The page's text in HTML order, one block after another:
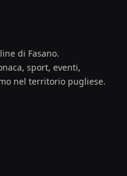
di Fasano.
sport, eventi,
nel territorio pugliese.